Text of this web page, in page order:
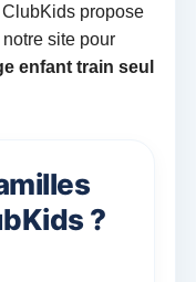
propose
site pour
enfant train seul
?